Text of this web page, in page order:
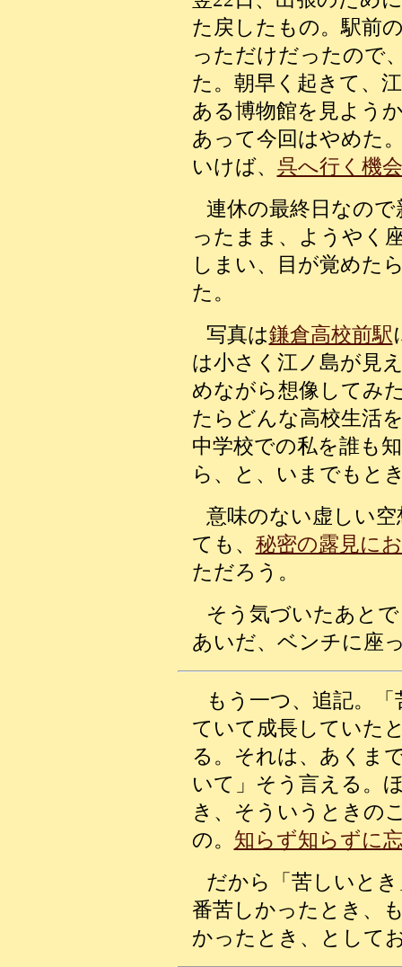
た戻したもの。駅前
っただけだったので
た。朝早く起きて、
ある博物館を見よう
あって今回はやめた
いけば、 呉へ行く機
連休の最終日なの
ったまま、ようやく
しまい、目が覚めた
た。
写真は鎌倉高校前駅
は小さく江ノ島が見
めながら想像してみ
たらどんな高校生活
中学校での私を誰も
ら、と、いまでもと
意味のない虚しい空
ても、 秘密の露見に
ただろう。
そう気づいたあと
あいだ、ベンチに座
もう一つ、追記。
ていて成長していた
る。それは、あくま
いて」そう言える。
き、そういうときの
の。 知らず知らずに
だから「苦しいと
番苦しかったとき、
かったとき、として